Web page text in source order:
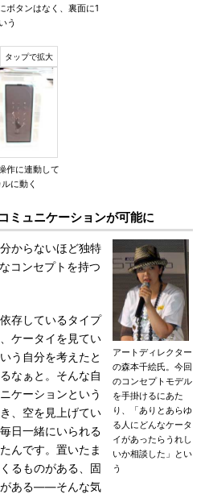
ボタンはなく、裏面に1
う
作に連動して
に動く
ミュニケーションが可能に
アートディレクター
の森本千絵氏。今回
のコンセプトモデル
を手掛けるにあた
り、「ありとあらゆ
る人にどんなケータ
イがあったらうれし
いか相談した」とい
う
からないほど独特
コンセプトを持つ
存しているタイプ
ケータイを見てい
う自分を考えたと
なぁと。そんな自
ケーションという
、空を見上げてい
日一緒にいられる
んです。置いたま
るものがある、固
がある――そんな気